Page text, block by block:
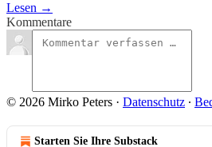
Lesen →
Kommentare
© 2026 Mirko Peters · Datenschutz ∙
Starten Sie Ihre Substack